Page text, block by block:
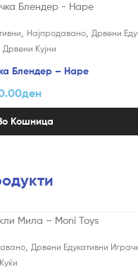
Најпродавано, Дрвени
Дрвени Кујни
Блендер – Hape
ден
Кошница
, Дрвени Едукативни